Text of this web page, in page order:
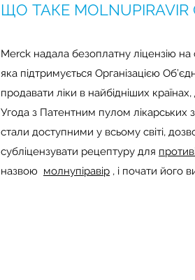
ЩО ТАКЕ MOLNUPIRAVIR
Merck надала безоплатну ліцензію на
яка підтримується Організацією
продавати ліки в найбідніших
Угода з Патентним пулом лікарських
стали доступними у всьому світі,
субліцензувати рецептуру для
назвою молнупіравір , і почати його